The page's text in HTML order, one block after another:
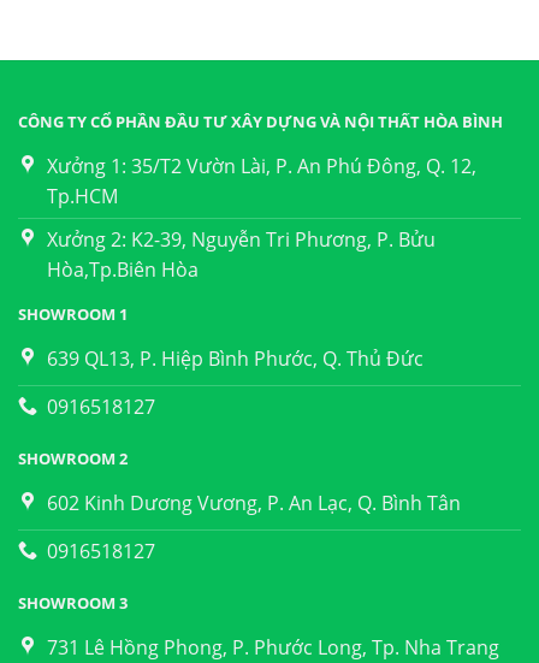
CÔNG TY CỔ PHẦN ĐẦU TƯ XÂY DỰNG VÀ NỘI THẤT HÒA BÌNH
Xưởng 1: 35/T2 Vườn Lài, P. An Phú Đông, Q. 12,
Tp.HCM
Xưởng 2: K2-39, Nguyễn Tri Phương, P. Bửu
Hòa,Tp.Biên Hòa
SHOWROOM 1
639 QL13, P. Hiệp Bình Phước, Q. Thủ Đức
0916518127
SHOWROOM 2
602 Kinh Dương Vương, P. An Lạc, Q. Bình Tân
0916518127
SHOWROOM 3
731 Lê Hồng Phong, P. Phước Long, Tp. Nha Trang